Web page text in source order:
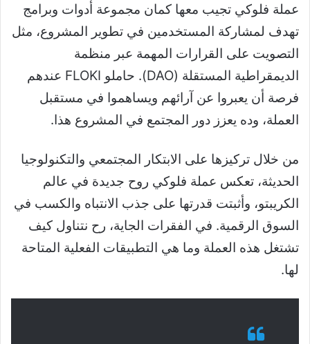
عملة فلوكي تجيب معها كمان مجموعة أدوات وبرامج
تهدف لمشاركة المستخدمين في تطوير المشروع، مثل
التصويت على القرارات المهمة عبر منظمة
الديمقراطية المستقلة (DAO). حاملو FLOKI عندهم
فرصة أن يعبروا عن آرائهم ويساهموا في مستقبل
العملة، وده يعزز دور المجتمع في المشروع هذا.
من خلال تركيزها على الابتكار المجتمعي والتكنولوجيا
الحديثة، تعكس عملة فلوكي روح جديدة في عالم
الكريبتو، وأثبتت قدرتها على جذب الانتباه والكسب في
السوق الرقمية. في الفقرات الجاية، رح نتناول كيف
تشتغل هذه العملة وما هي التطبيقات الفعلية المتاحة
لها.